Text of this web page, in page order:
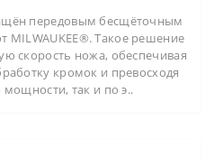
передовым бесщёточным
MILWAUKEE®. Такое решение
скорость ножа, обеспечивая
кромок и превосходя
так и по э..